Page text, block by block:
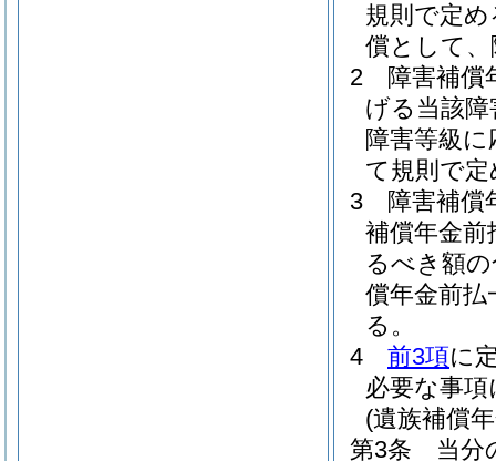
規則で定
償として
2
障害補償
げる当該
障害等級
て規則で
3
障害補償
補償年金前
るべき額
償年金前
る。
4
前3項に
必要な事
(遺族補償
第3条
当分